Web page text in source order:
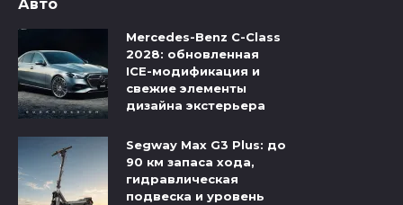
Авто
Mercedes-Benz C-Class
2028: обновленная
ICE-модификация и
свежие элементы
дизайна экстерьера
Segway Max G3 Plus: до
90 км запаса хода,
гидравлическая
подвеска и уровень